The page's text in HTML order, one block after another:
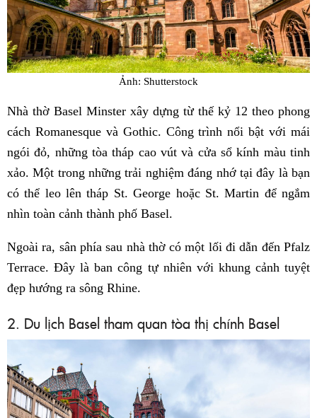
Ảnh: Shutterstock
Nhà thờ Basel Minster xây dựng từ thế kỷ 12 theo phong
cách Romanesque và Gothic. Công trình nổi bật với mái
ngói đỏ, những tòa tháp cao vút và cửa sổ kính màu tinh
xảo. Một trong những trải nghiệm đáng nhớ tại đây là bạn
có thể leo lên tháp St. George hoặc St. Martin để ngắm
nhìn toàn cảnh thành phố Basel.
Ngoài ra, sân phía sau nhà thờ có một lối đi dẫn đến Pfalz
Terrace. Đây là ban công tự nhiên với khung cảnh tuyệt
đẹp hướng ra sông Rhine.
2. Du lịch Basel tham quan tòa thị chính Basel